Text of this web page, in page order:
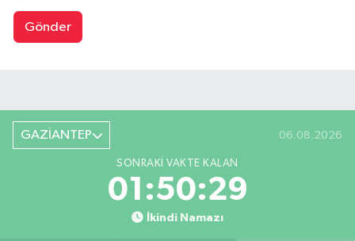
Gönder
GAZİANTEP 06.08.2026
SONRAKI VAKTE KALAN
01:50:29
İkindi Namazı